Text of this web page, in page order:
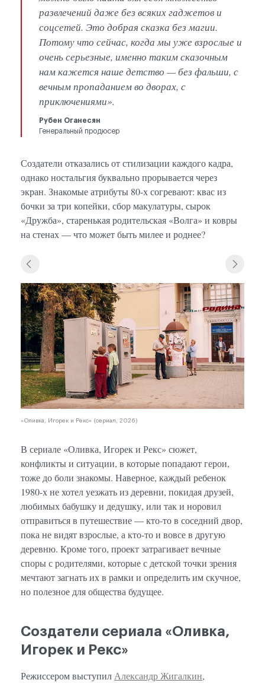
развлечений даже без всяких гаджетов и
соцсетей. Это добрая сказка без магии.
Потому что сейчас, когда мы уже взрослые и
очень серьезные, именно таким сказочным
нам кажется наше детство — без фальши, с
вечным пропаданием во дворах, с
приключениями».
Рубен Оганесян
Генеральный продюсер
Создатели отказались от стилизации каждого кадра,
однако ностальгия буквально прорывается через
экран. Знакомые атрибуты 80-х согревают: квас из
бочки за три копейки, сбор макулатуры, сырок
«Дружба», старенькая родительская «Волга» и ковры
на стенах — что может быть милее и роднее?
«Оливка, Игорек и Рекс» (сериал, 2026)
В сериале «Оливка, Игорек и Рекс» сюжет,
конфликты и ситуации, в которые попадают герои,
тоже до боли знакомы. Наверное, каждый ребенок
1980-х не хотел уезжать из деревни, покидая друзей,
любимых бабушку и дедушку, или так и норовил
отправиться в путешествие — кто-то в соседний двор,
пока не видят взрослые, а кто-то и вовсе в другую
деревню. Кроме того, проект затрагивает вечные
споры с родителями, которые с детской точки зрения
мечтают загнать их в рамки и определить им скучное,
но полезное для общества будущее.
Создатели сериала «Оливка,
Игорек и Рекс»
Режиссером выступилАлександр Жигалкин,